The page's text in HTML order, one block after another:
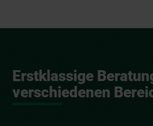
Erstklassige
verschiedenen